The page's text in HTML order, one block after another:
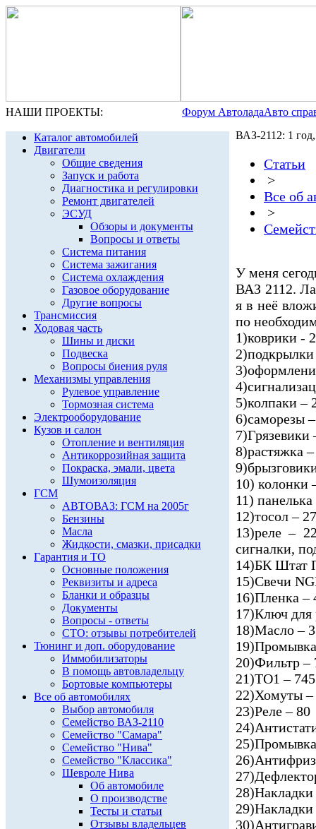
НАШИ ПРОЕКТЫ: Форум АвтоладаАвто
Каталог автомобилей
Двигатели
Общие сведения
Запуск и работа
Диагностика и регулировки
Ремонт двигателей
ЭСУД
Обзоры и документы
Вопросы и ответы
Система питания
Система зажигания
Система охлаждения
Газовое оборудование
Другие вопросы
Трансмиссия
Ходовая часть
Шины и диски
Подвеска
Вопросы биения руля
Механизмы управления
Рулевое управление
Тормозная система
Электрооборудование
Кузов и салон
Отопление и вентиляция
Антикоррозийная защита
Покраска, эмали, цвета
Шумоизоляция
ГСМ
АВТОВАЗ: ГСМ на 2005г
Бензины
Масла
Жидкости, смазки, присадки
Гарантия и ТО
Основные положения
Реквизиты и адреса
Бланки и образцы
Документы
Вопросы - ответы
СТО: отзывы потребителей
Тюнинг и доп. оборудование
Иммобилизаторы
В помощь автовладельцу
Бортовые компьютеры
Все об автомобилях
Выбор автомобиля
Семейство ВАЗ-2110
Семейство "Самара"
Семейство "Нива"
Семейство "Классика"
Шевроле Нива
Об автомобиле
О производстве
Тесты и статьи
Отзывы владельцев
ВАЗ-2112: 1
Статьи
>
Все об
>
У меня
ВАЗ 2112.
я в неё
по
1)коврики -
5)колпаки –
6)саморезы
7)Грязевики
8)растяжка
10) колонки
11)
12)тосол – 27
13)реле –
сигналки,
14)БК Штат
15)Свечи
16)Пленка –
17)Ключ для
18)Масло –
20)Фильтр –
21)ТО1 – 745
22)Хомуты –
23)Реле – 80
28)Накладки